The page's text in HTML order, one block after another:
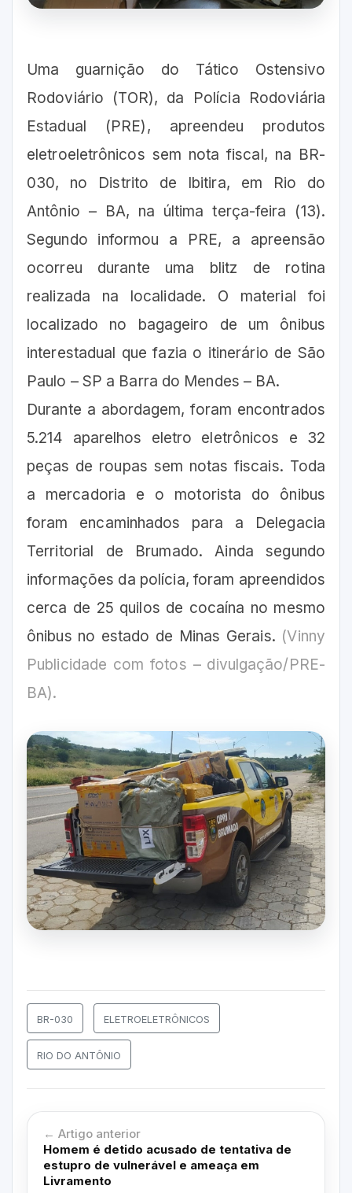
Uma guarnição do Tático Ostensivo
Rodoviário (TOR), da Polícia Rodoviária
Estadual (PRE), apreendeu produtos
eletroeletrônicos sem nota fiscal, na BR-
030, no Distrito de Ibitira, em Rio do
Antônio – BA, na última terça-feira (13).
Segundo informou a PRE, a apreensão
ocorreu durante uma blitz de rotina
realizada na localidade. O material foi
localizado no bagageiro de um ônibus
interestadual que fazia o itinerário de São
Paulo – SP a Barra do Mendes – BA.
Durante a abordagem, foram encontrados
5.214 aparelhos eletro eletrônicos e 32
peças de roupas sem notas fiscais. Toda
a mercadoria e o motorista do ônibus
foram encaminhados para a Delegacia
Territorial de Brumado.
Ainda segundo
informações da polícia, foram apreendidos
cerca de 25 quilos de cocaína no mesmo
ônibus no estado de Minas Gerais. (Vinny
Publicidade com fotos – divulgação/PRE-
BA).
BR-030 ELETROELETRÔNICOS
RIO DO ANTÔNIO
← Artigo anterior
Homem é detido acusado de tentativa de
estupro de vulnerável e ameaça em
Livramento